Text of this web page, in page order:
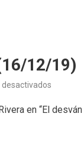
12/19)
desván
en “El